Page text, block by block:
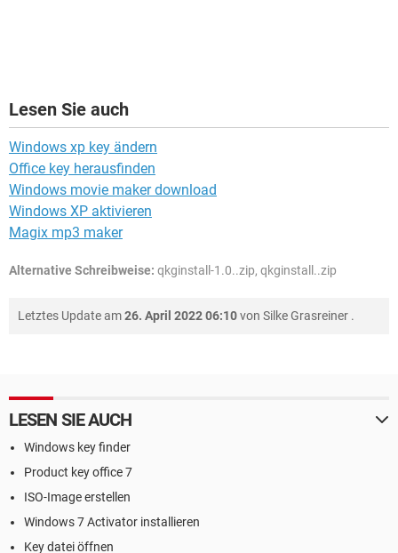
Lesen Sie auch
Windows xp key ändern
Office key herausfinden
Windows movie maker download
Windows XP aktivieren
Magix mp3 maker
Alternative Schreibweise: qkginstall-1.0..zip, qkginstall..zip
Letztes Update am26. April 2022 06:10von Silke Grasreiner .
LESEN SIE AUCH
Windows key finder
Product key office 7
ISO-Image erstellen
Windows 7 Activator installieren
Key datei öffnen